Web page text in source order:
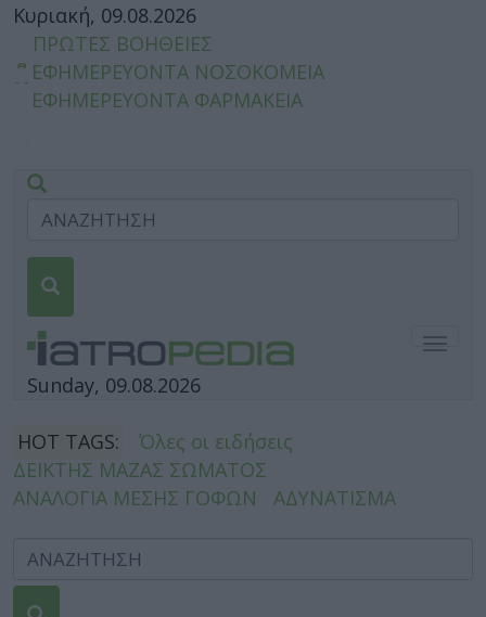
Κυριακή, 09.08.2026
ΠΡΩΤΕΣ ΒΟΗΘΕΙΕΣ
ΕΦΗΜΕΡΕΥΟΝΤΑ ΝΟΣΟΚΟΜΕΙΑ
ΕΦΗΜΕΡΕΥΟΝΤΑ ΦΑΡΜΑΚΕΙΑ
Sunday, 09.08.2026
HOT TAGS:
Όλες οι ειδήσεις
ΔΕΙΚΤΗΣ ΜΑΖΑΣ ΣΩΜΑΤΟΣ
ΑΝΑΛΟΓΙΑ ΜΕΣΗΣ ΓΟΦΩΝ
ΑΔΥΝΑΤΙΣΜΑ